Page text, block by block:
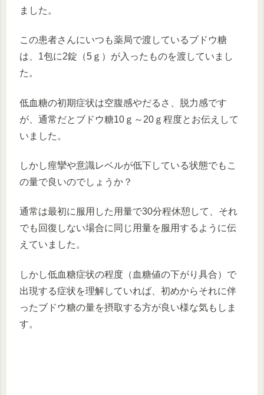
ました。
この患者さんにいつも薬局で渡しているブドウ糖
は、1包に2錠（5ｇ）が入ったものを渡していまし
た。
低血糖の初期症状は空腹感やだるさ、脱力感です
が、通常だとブドウ糖10ｇ～20ｇ程度とお伝えして
いました。
しかし痙攣や意識レベルが低下している状態でもこ
の量で良いのでしょうか？
通常は最初に服用した用量で30分程休憩して、それ
でも回復しない場合に同じ用量を服用するように伝
えていました。
しかし低血糖症状の程度（血糖値の下がり具合）で
出現する症状を理解していれば、初めからそれに伴
ったブドウ糖の量を摂取する方が良い様な気もしま
す。